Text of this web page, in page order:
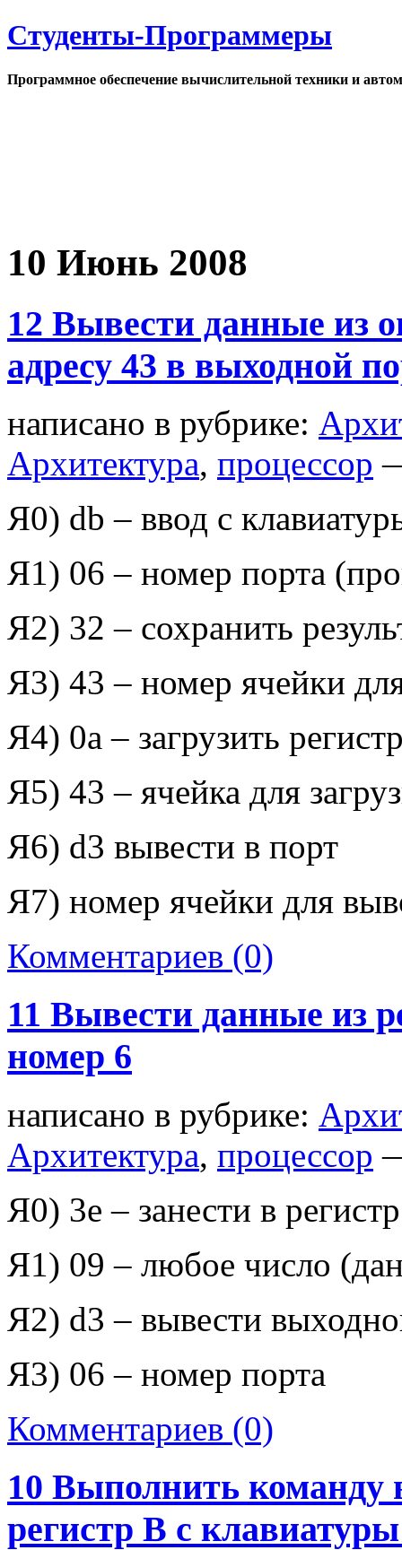
Студенты-Программеры
Программное обеспечение вычислительной техники и
10 Июнь 2008
12 Вывести данные из
адресу 43 в выходной
написано в рубрике:
Архитектура, процессор
Я0) db – ввод с
Я1) 06 – номер порта
Я2) 32 – сохранить
Я3) 43 – номер ячейки
Я4) 0a – загрузить
Я5) 43 – ячейка для
Я6) d3 вывести в порт
Я7) номер ячейки для
Комментариев (0)
11 Вывести данные из
номер 6
написано в рубрике:
Архитектура, процессор
Я0) 3e – занести в
Я1) 09 – любое число
Я2) d3 – вывести
Я3) 06 – номер порта
Комментариев (0)
10 Выполнить
регистр В с